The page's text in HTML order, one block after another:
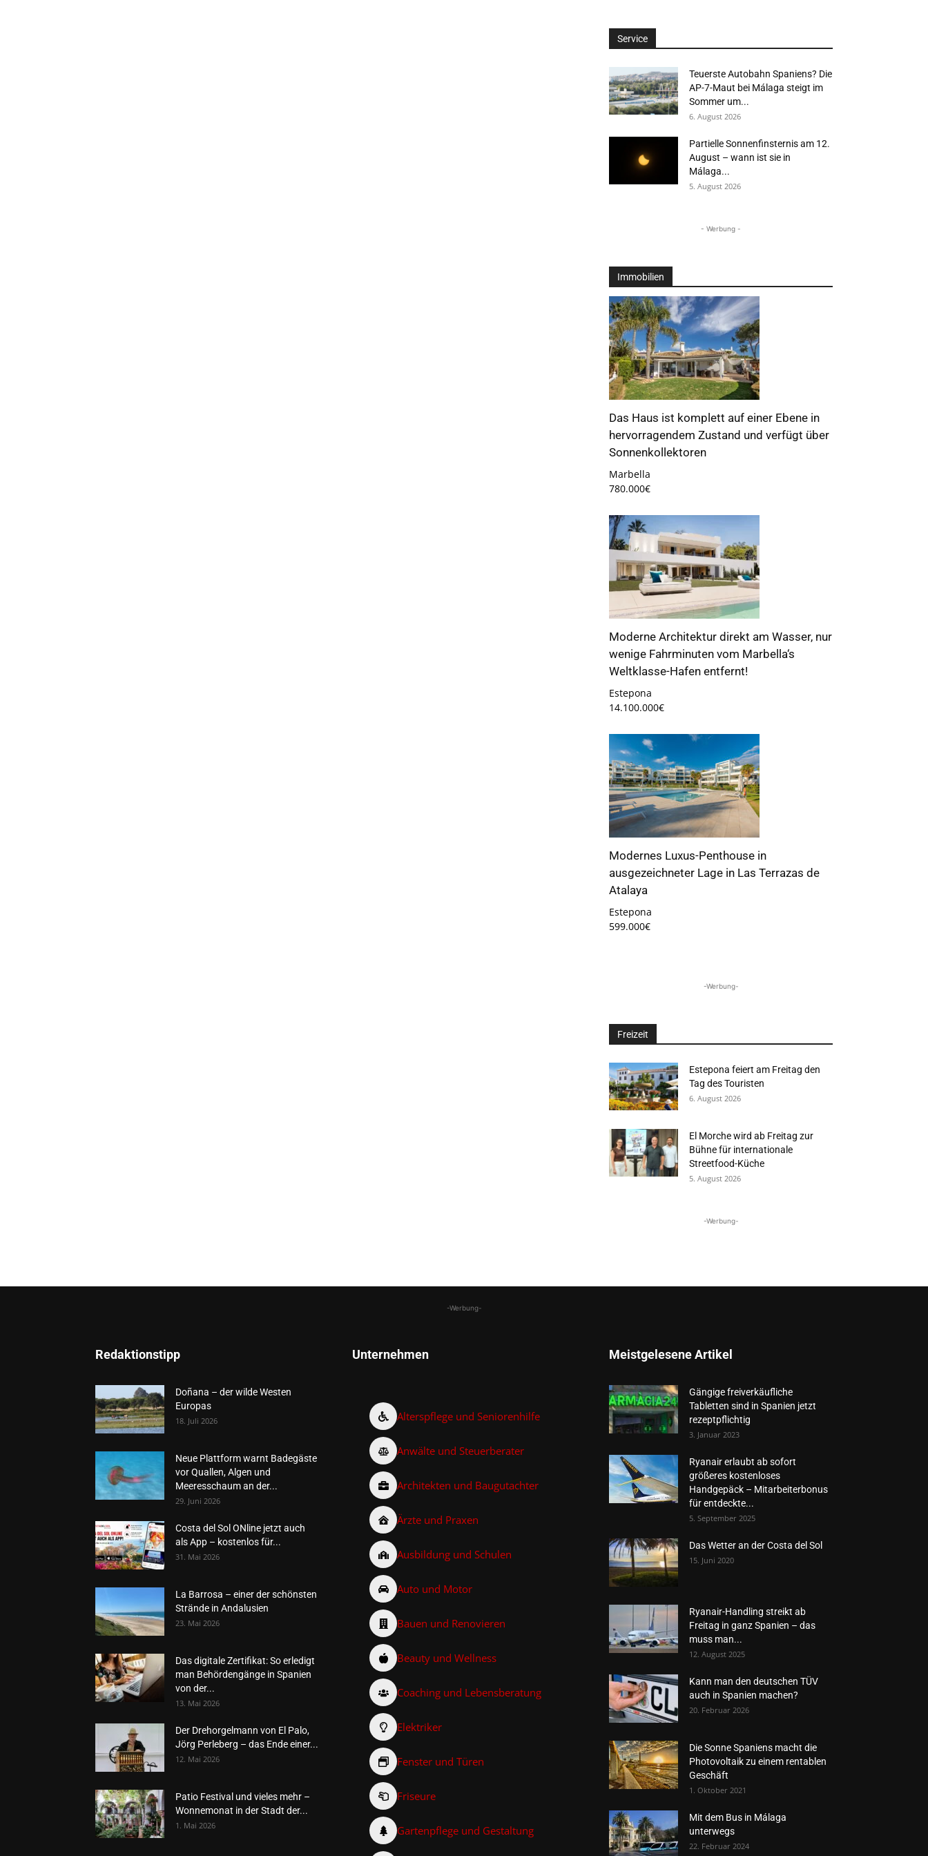
Service
Teuerste Autobahn Spaniens? Die
AP-7-Maut bei Málaga steigt im
Sommer um...
6. August 2026
Partielle Sonnenfinsternis am 12.
August – wann ist sie in
Málaga...
5. August 2026
- Werbung -
Immobilien
Das Haus ist komplett auf einer Ebene in
hervorragendem Zustand und verfügt über
Sonnenkollektoren
Marbella
780.000€
Moderne Architektur direkt am Wasser, nur
wenige Fahrminuten vom Marbella‘s
Weltklasse-Hafen entfernt!
Estepona
14.100.000€
Modernes Luxus-Penthouse in
ausgezeichneter Lage in Las Terrazas de
Atalaya
Estepona
599.000€
-Werbung-
Freizeit
Estepona feiert am Freitag den
Tag des Touristen
6. August 2026
El Morche wird ab Freitag zur
Bühne für internationale
Streetfood-Küche
5. August 2026
-Werbung-
-Werbung-
Redaktionstipp
Doñana – der wilde Westen
Europas
18. Juli 2026
Neue Plattform warnt Badegäste
vor Quallen, Algen und
Meeresschaum an der...
29. Juni 2026
Costa del Sol ONline jetzt auch
als App – kostenlos für...
31. Mai 2026
La Barrosa – einer der schönsten
Strände in Andalusien
23. Mai 2026
Das digitale Zertifikat: So erledigt
man Behördengänge in Spanien
von der...
13. Mai 2026
Der Drehorgelmann von El Palo,
Jörg Perleberg – das Ende einer...
12. Mai 2026
Patio Festival und vieles mehr –
Wonnemonat in der Stadt der...
1. Mai 2026
Unternehmen
Alterspflege und Seniorenhilfe
Anwälte und Steuerberater
Architekten und Baugutachter
Ärzte und Praxen
Ausbildung und Schulen
Auto und Motor
Bauen und Renovieren
Beauty und Wellness
Coaching und Lebensberatung
Elektriker
Fenster und Türen
Friseure
Gartenpflege und Gestaltung
Meistgelesene Artikel
Gängige freiverkäufliche
Tabletten sind in Spanien jetzt
rezeptpflichtig
3. Januar 2023
Ryanair erlaubt ab sofort
größeres kostenloses
Handgepäck – Mitarbeiterbonus
für entdeckte...
5. September 2025
Das Wetter an der Costa del Sol
15. Juni 2020
Ryanair-Handling streikt ab
Freitag in ganz Spanien – das
muss man...
12. August 2025
Kann man den deutschen TÜV
auch in Spanien machen?
20. Februar 2026
Die Sonne Spaniens macht die
Photovoltaik zu einem rentablen
Geschäft
1. Oktober 2021
Mit dem Bus in Málaga
unterwegs
22. Februar 2024